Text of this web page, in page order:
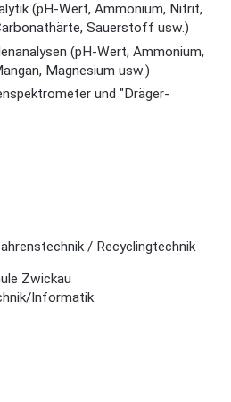
(pH-Wert, Ammonium, Nitrit,
Sauerstoff usw.)
(pH-Wert, Ammonium,
Magnesium usw.)
und "Dräger-
/ Recyclingtechnik
Zwickau
Informatik